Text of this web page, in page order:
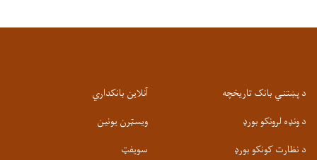
د پښتني بانک تاریخچه
د ونډه لرونکو بورډ
د نظارت کونکو بورډ
آنلاین بانکداري
ویسټرن یونین
سویفټ